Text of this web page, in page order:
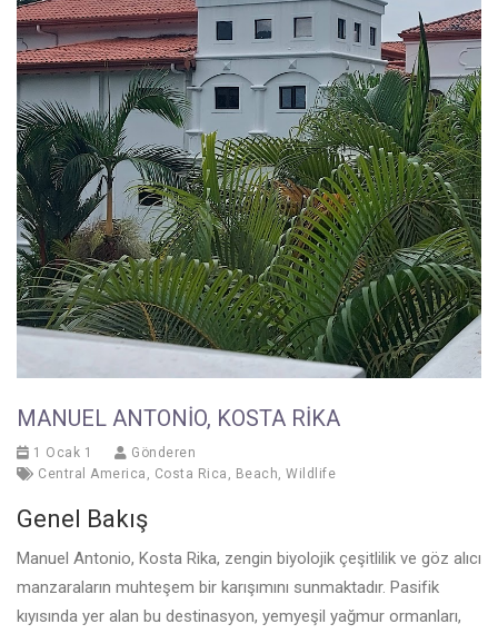
MANUEL ANTONIO, KOSTA RIKA
1 Ocak 1
Gönderen
Central America , Costa Rica , Beach, Wildlife
Genel Bakış
Manuel Antonio, Kosta Rika, zengin biyolojik çeşitlilik ve göz alıcı
manzaraların muhteşem bir karışımını sunmaktadır. Pasifik
kıyısında yer alan bu destinasyon, yemyeşil yağmur ormanları,